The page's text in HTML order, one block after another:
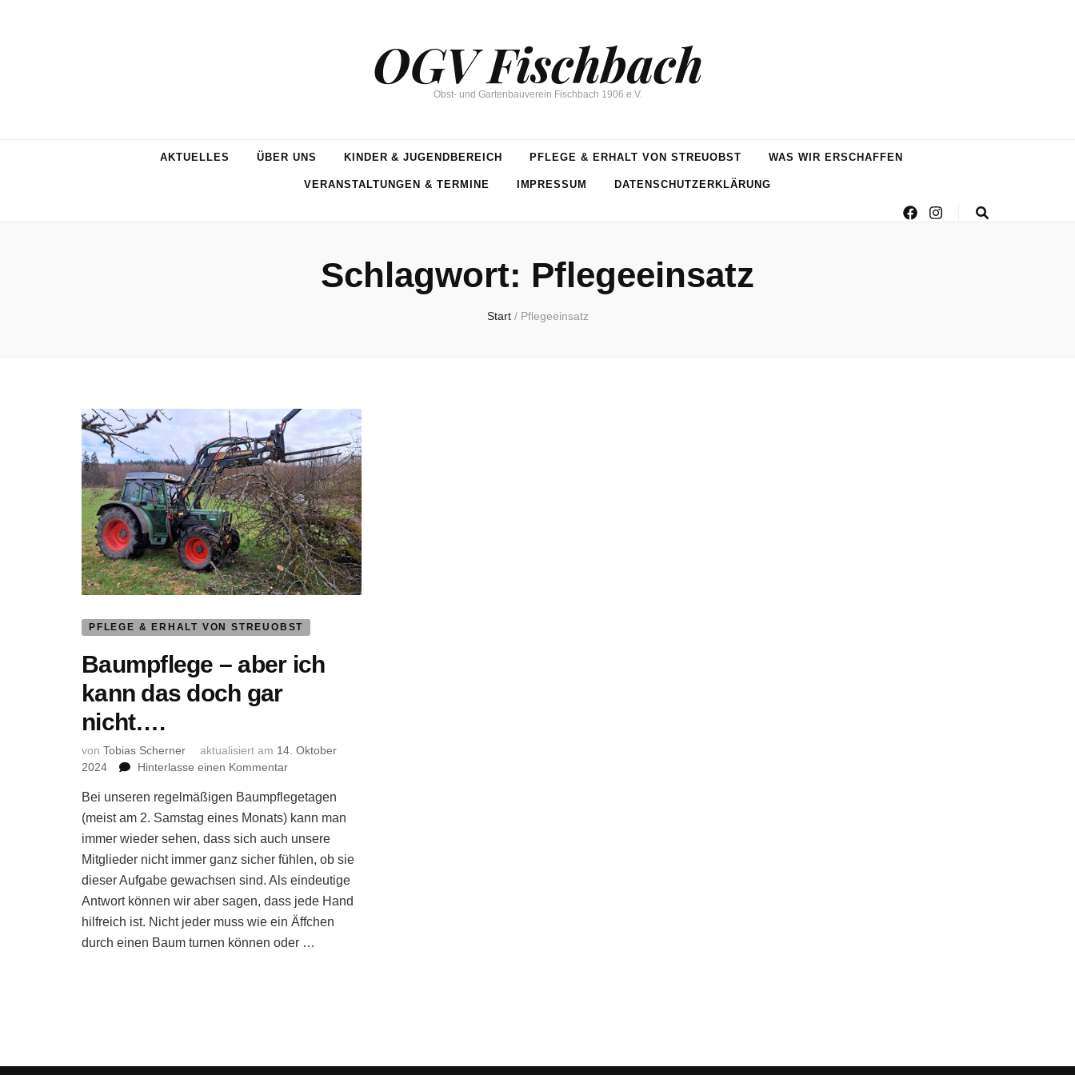
OGV Fischbach
Obst- und Gartenbauverein Fischbach 1906 e.V.
AKTUELLES ÜBER UNS KINDER & JUGENDBEREICH PFLEGE & ERHALT VON STREUOBST WAS WIR ERSCHAFFEN
VERANSTALTUNGEN & TERMINE IMPRESSUM DATENSCHUTZERKLÄRUNG
Schlagwort: Pflegeeinsatz
Start / Pflegeeinsatz
PFLEGE & ERHALT VON STREUOBST
Baumpflege – aber ich
kann das doch gar
nicht….
von Tobias Scherner aktualisiert am 14. Oktober
2024
Hinterlasse einen Kommentarzu
–
aber
ich
das
doch
gar
nicht….
Bei unseren regelmäßigen Baumpflegetagen
(meist am 2. Samstag eines Monats) kann man
immer wieder sehen, dass sich auch unsere
Mitglieder nicht immer ganz sicher fühlen, ob sie
dieser Aufgabe gewachsen sind. Als eindeutige
Antwort können wir aber sagen, dass jede Hand
hilfreich ist. Nicht jeder muss wie ein Äffchen
durch einen Baum turnen können oder …